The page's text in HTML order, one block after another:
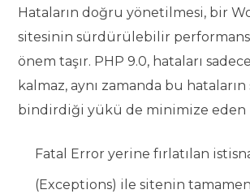
Hataların doğru yönetilmesi, bir
sitesinin sürdürülebilir
önem taşır. PHP 9.0, hataları
kalmaz, aynı zamanda bu
bindirdiği yükü de minimize eden
Fatal Error yerine fırlatılan
(Exceptions) ile sitenin tamamen